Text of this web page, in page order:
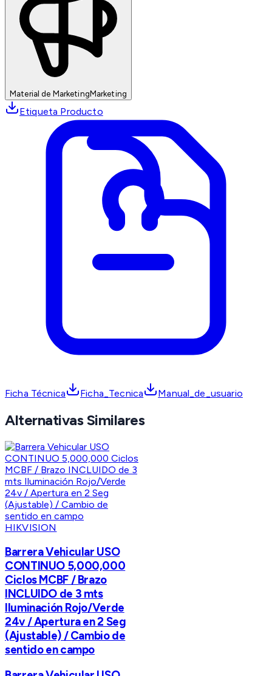
Material de MarketingMarketing
Etiqueta Producto
Ficha Técnica Ficha_Tecnica Manual_de_usuario
Alternativas Similares
HIKVISION
Barrera Vehicular USO
CONTINUO 5,000,000
Ciclos MCBF / Brazo
INCLUIDO de 3 mts
Iluminación Rojo/Verde
24v / Apertura en 2 Seg
(Ajustable) / Cambio de
sentido en campo